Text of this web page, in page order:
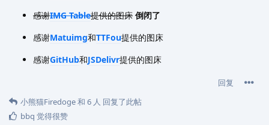
感谢IMG Table提供的图床 倒闭了
感谢Matuimg和TTFou提供的图床
感谢GitHub和JSDelivr提供的图床
回复
小熊猫Firedoge和 6 人 回复了此帖
bbq 觉得很赞